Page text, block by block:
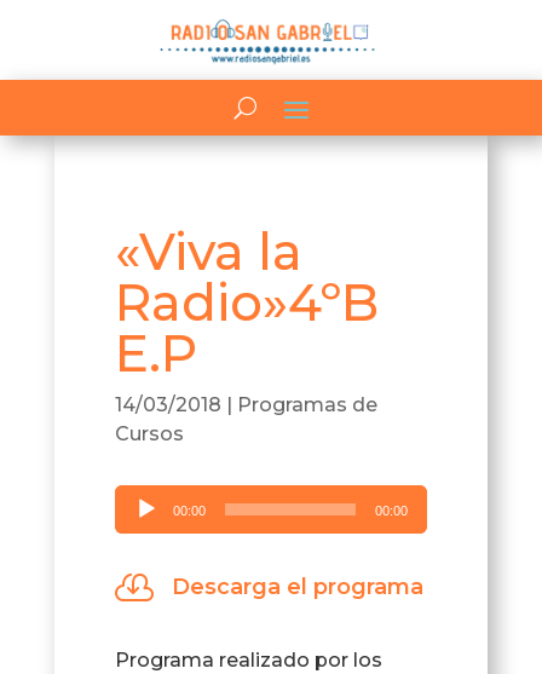
«Viva la
Radio»4ºB
E.P
14/03/2018 | Programas de
Cursos
Reproductor
de
00:00 00:00
 Descarga el programa
Programa realizado por los